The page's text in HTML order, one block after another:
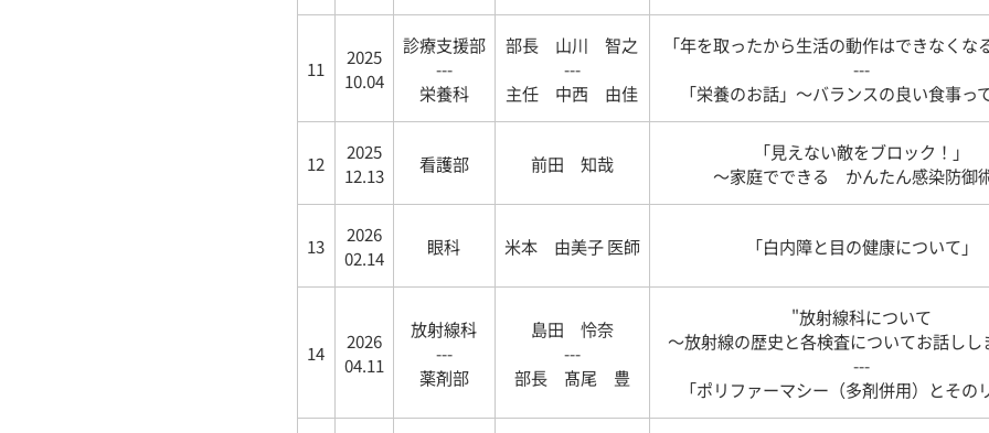
11
2025
10.04
診療支援部
---
栄養科
部長 山川 智之
---
主任 中西 由佳
「年を取ったから生活の動作はできなくな
---
「栄養のお話」〜バランスの良い食事っ
12
2025
12.13
看護部 前田 知哉
「見えない敵をブロック！」
〜家庭でできる かんたん感染防御
13
2026
02.14
眼科 米本 由美子 医師 「白内障と目の健康について」
14
2026
04.11
放射線科
---
薬剤部
島田 怜奈
---
部長 髙尾 豊
"放射線科について
～放射線の歴史と各検査についてお話し
---
「ポリファーマシー（多剤併用）とその